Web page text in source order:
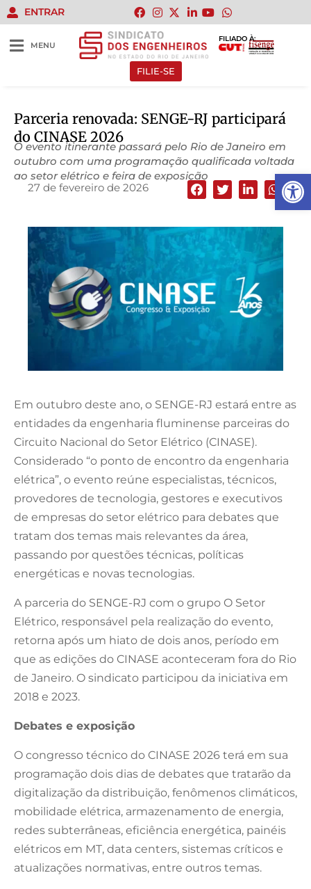
Abrir
ENTRAR
MENU
FILIADO À:
FILIE-SE
Parceria renovada: SENGE-RJ participará
do CINASE 2026
O evento itinerante passará pelo Rio de Janeiro em
outubro com uma programação qualificada voltada
ao setor elétrico e feira de exposição
27 de fevereiro de 2026
Em outubro deste ano, o SENGE-RJ estará entre as
entidades da engenharia fluminense parceiras do
Circuito Nacional do Setor Elétrico (CINASE).
Considerado “o ponto de encontro da engenharia
elétrica”, o evento reúne especialistas, técnicos,
provedores de tecnologia, gestores e executivos
de empresas do setor elétrico para debates que
tratam dos temas mais relevantes da área,
passando por questões técnicas, políticas
energéticas e novas tecnologias.
A parceria do SENGE-RJ com o grupo O Setor
Elétrico, responsável pela realização do evento,
retorna após um hiato de dois anos, período em
que as edições do CINASE aconteceram fora do Rio
de Janeiro. O sindicato participou da iniciativa em
2018 e 2023.
Debates e exposição
O congresso técnico do CINASE 2026 terá em sua
programação dois dias de debates que tratarão da
digitalização da distribuição, fenômenos climáticos,
mobilidade elétrica, armazenamento de energia,
redes subterrâneas, eficiência energética, painéis
elétricos em MT, data centers, sistemas críticos e
atualizações normativas, entre outros temas.